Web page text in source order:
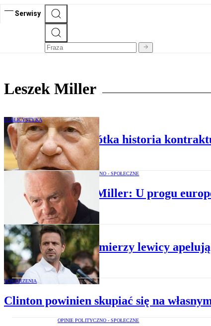
Serwisy
Leszek Miller
PUBLICYSTYKA
Leszek Miller: Krótka historia
OPINIE POLITYCZNO - SPOŁECZNE
Leszek Miller: U progu
WYDARZENIA
Byli premierzy lewicy apelują
WYDARZENIA
Clinton powinien skupiać się na
OPINIE POLITYCZNO - SPOŁECZNE